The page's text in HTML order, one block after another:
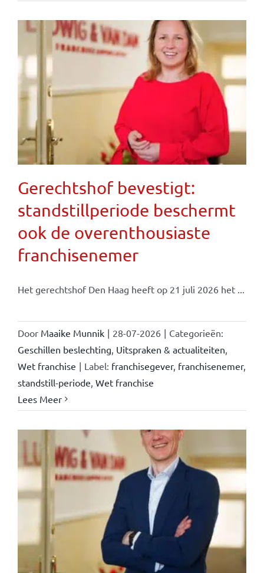
Gerechtshof bevestigt:
standstillperiode beschermt
ook de overenthousiaste
franchisenemer
Het gerechtshof Den Haag heeft op 21 juli 2026 het ...
Door Maaike Munnik | 28-07-2026 | Categorieën:
Geschillen beslechting Uitspraken & actualiteiten
Wet franchise | Label: franchisegever, franchisenemer,
standstill-periode Wet franchise
Lees Meer